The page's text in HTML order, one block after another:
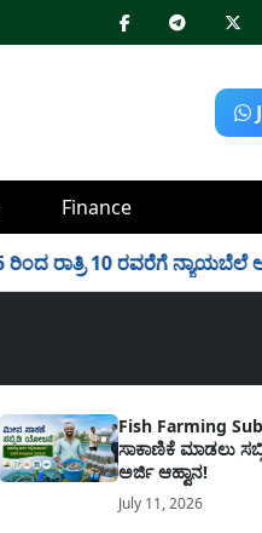
Finance
10 ರವರೆಗೆ ನ್ಯಾಯಬೆಲೆ
Fish Farming
ಸಾಕಾಣಿಕೆ ಮಾಡಲು
ಅರ್ಜಿ ಆಹ್ವಾನ!
July 11, 2026